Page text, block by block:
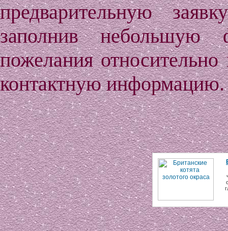
предварительную
заполнив
пожелания
контактную информацию.